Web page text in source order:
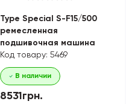
Type Special S-F15/500
ремесленная
подшивочная машина
Код товару: 5469
В наличии
8531грн.